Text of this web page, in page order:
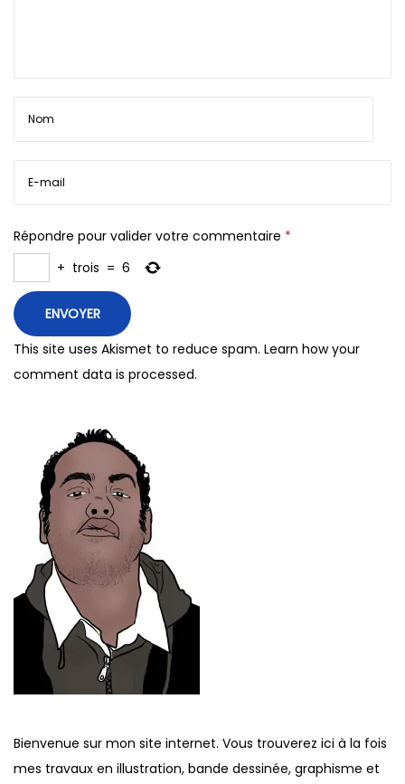
Répondre pour valider votre commentaire *
+ trois = 6
This site uses Akismet to reduce spam. Learn how your
comment data is processed.
Bienvenue sur mon site internet. Vous trouverez ici à la fois
mes travaux en illustration, bande dessinée, graphisme et